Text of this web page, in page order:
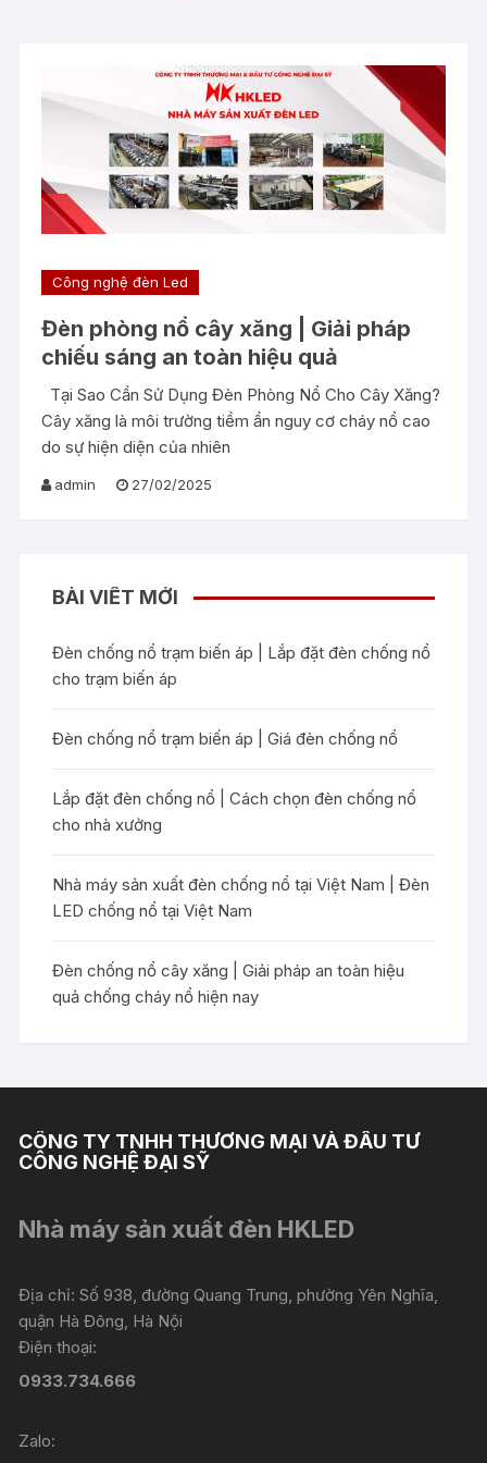
Công nghệ đèn Led
Đèn phòng nổ cây xăng | Giải pháp
chiếu sáng an toàn hiệu quả
Tại Sao Cần Sử Dụng Đèn Phòng Nổ Cho Cây Xăng?
Cây xăng là môi trường tiềm ẩn nguy cơ cháy nổ cao
do sự hiện diện của nhiên
admin 27/02/2025
BÀI VIẾT MỚI
Đèn chống nổ trạm biến áp | Lắp đặt đèn chống nổ
cho trạm biến áp
Đèn chống nổ trạm biến áp | Giá đèn chống nổ
Lắp đặt đèn chống nổ | Cách chọn đèn chống nổ
cho nhà xưởng
Nhà máy sản xuất đèn chống nổ tại Việt Nam | Đèn
LED chống nổ tại Việt Nam
Đèn chống nổ cây xăng | Giải pháp an toàn hiệu
quả chống cháy nổ hiện nay
CÔNG TY TNHH THƯƠNG MẠI VÀ ĐẦU TƯ
CÔNG NGHỆ ĐẠI SỸ
Nhà máy sản xuất đèn HKLED
Địa chỉ: Số 938, đường Quang Trung, phường Yên Nghĩa,
quận Hà Đông, Hà Nội
Điện thoại:
0933.734.666
Zalo: